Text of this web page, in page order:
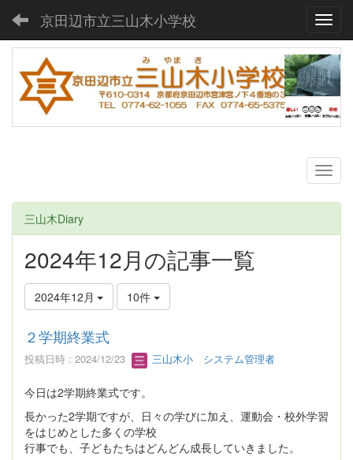
京田辺市立三山木小学校
三山木Diary
2024年12月の記事一覧
2024年12月 10件
２学期終業式
投稿日時 : 2024/12/23 三山木小 システム管理者
今日は2学期終業式です。
長かった2学期ですが、日々の学びに加え、運動会・校外学習
をはじめとした多くの学校
行事でも、子どもたちはどんどん成長していきました。